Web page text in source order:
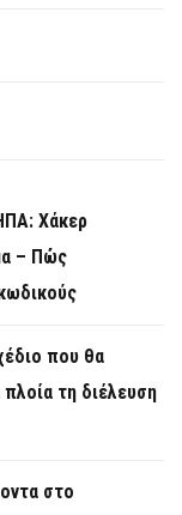
Χάκερ
– Πώς
που θα
πλοία τη διέλευση
στο